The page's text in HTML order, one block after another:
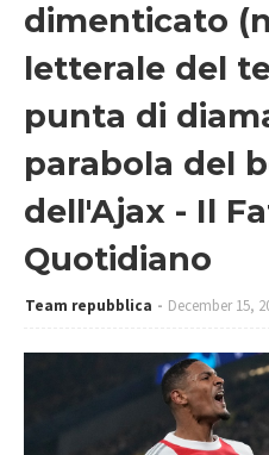
dimenticato
letterale del
punta di
parabola del
dell'Ajax - Il
Quotidiano
Team repubblica December 15,